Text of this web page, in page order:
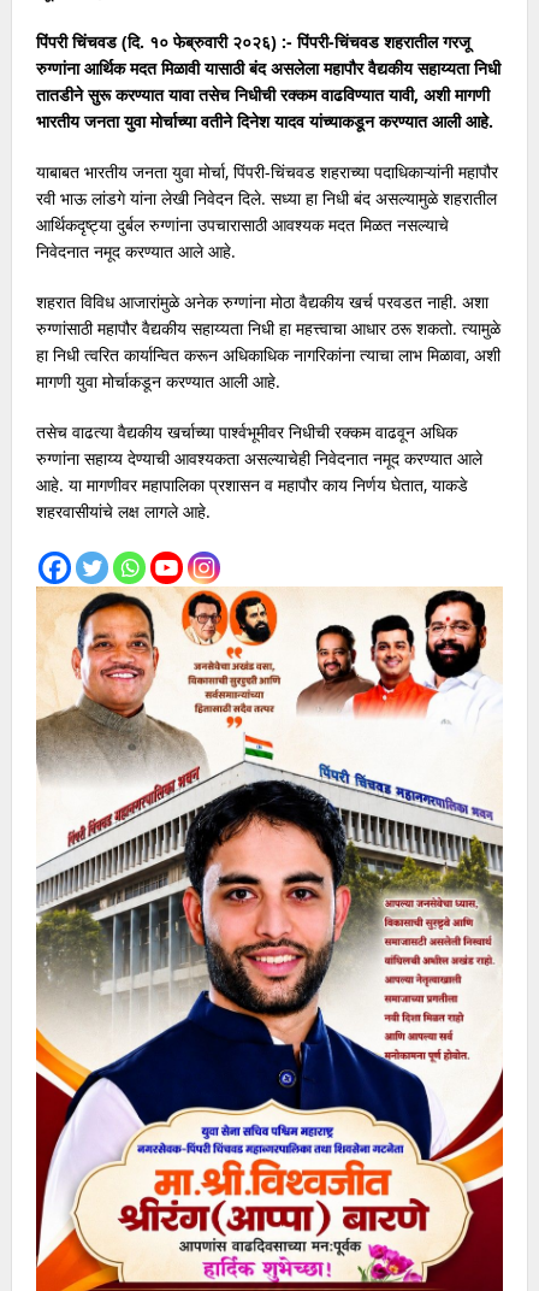
पिंपरी चिंचवड (दि. १० फेब्रुवारी २०२६) :- पिंपरी-चिंचवड शहरातील गरजू
रुग्णांना आर्थिक मदत मिळावी यासाठी बंद असलेला महापौर वैद्यकीय सहाय्यता निधी
तातडीने सुरू करण्यात यावा तसेच निधीची रक्कम वाढविण्यात यावी, अशी मागणी
भारतीय जनता युवा मोर्चाच्या वतीने दिनेश यादव यांच्याकडून करण्यात आली आहे.
याबाबत भारतीय जनता युवा मोर्चा, पिंपरी-चिंचवड शहराच्या पदाधिकाऱ्यांनी महापौर
रवी भाऊ लांडगे यांना लेखी निवेदन दिले. सध्या हा निधी बंद असल्यामुळे शहरातील
आर्थिकदृष्ट्या दुर्बल रुग्णांना उपचारासाठी आवश्यक मदत मिळत नसल्याचे
निवेदनात नमूद करण्यात आले आहे.
शहरात विविध आजारांमुळे अनेक रुग्णांना मोठा वैद्यकीय खर्च परवडत नाही. अशा
रुग्णांसाठी महापौर वैद्यकीय सहाय्यता निधी हा महत्त्वाचा आधार ठरू शकतो. त्यामुळे
हा निधी त्वरित कार्यान्वित करून अधिकाधिक नागरिकांना त्याचा लाभ मिळावा, अशी
मागणी युवा मोर्चाकडून करण्यात आली आहे.
तसेच वाढत्या वैद्यकीय खर्चाच्या पार्श्वभूमीवर निधीची रक्कम वाढवून अधिक
रुग्णांना सहाय्य देण्याची आवश्यकता असल्याचेही निवेदनात नमूद करण्यात आले
आहे. या मागणीवर महापालिका प्रशासन व महापौर काय निर्णय घेतात, याकडे
शहरवासीयांचे लक्ष लागले आहे.